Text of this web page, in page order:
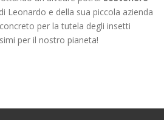
di Leonardo e della sua piccola azienda
per la tutela degli insetti
per il nostro pianeta!